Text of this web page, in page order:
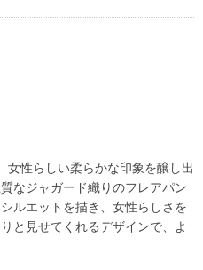
女性らしい柔らかな印象を醸し出
なジャガード織りのフレアパン
ルエットを描き、女性らしさを
と見せてくれるデザインで、よ